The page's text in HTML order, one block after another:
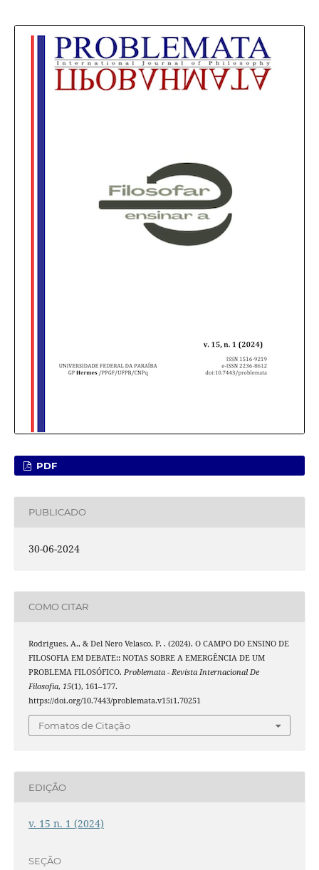
PDF
PUBLICADO
30-06-2024
COMO CITAR
Rodrigues, A., & Del Nero Velasco, P. . (2024). O CAMPO DO ENSINO DE
FILOSOFIA EM DEBATE:: NOTAS SOBRE A EMERGÊNCIA DE UM
PROBLEMA FILOSÓFICO. Problemata - Revista Internacional De
Filosofia, 15(1), 161–177.
https://doi.org/10.7443/problemata.v15i1.70251
Fomatos de Citação
EDIÇÃO
v. 15 n. 1 (2024)
SEÇÃO